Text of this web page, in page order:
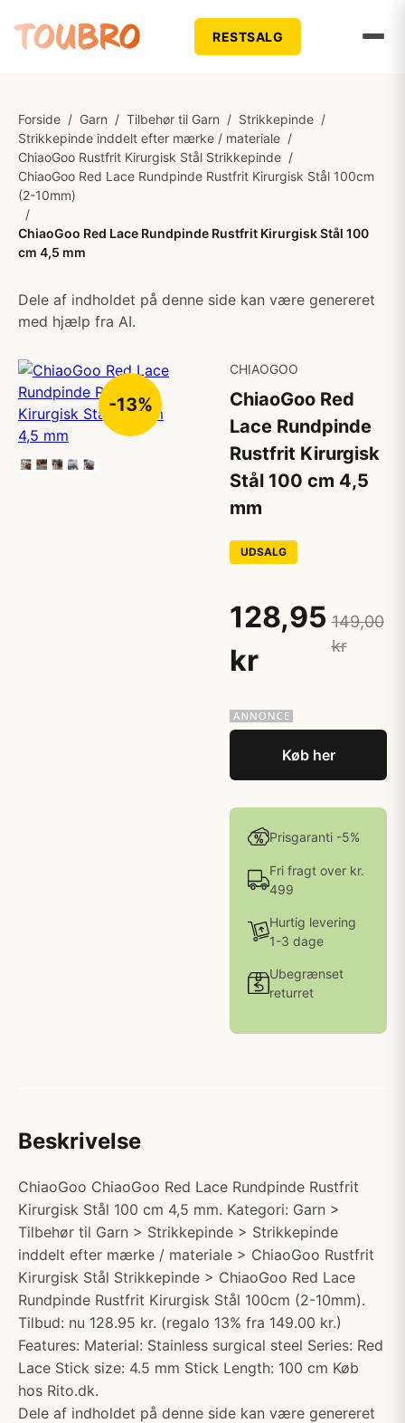
RESTSALG
Forside / Garn / Tilbehør til Garn / Strikkepinde /
Strikkepinde inddelt efter mærke / materiale /
ChiaoGoo Rustfrit Kirurgisk Stål Strikkepinde /
ChiaoGoo Red Lace Rundpinde Rustfrit Kirurgisk Stål 100cm
(2-10mm)
/
ChiaoGoo Red Lace Rundpinde Rustfrit Kirurgisk Stål 100
cm 4,5 mm
Dele af indholdet på denne side kan være genereret
med hjælp fra AI.
-13%
CHIAOGOO
ChiaoGoo Red
Lace Rundpinde
Rustfrit Kirurgisk
Stål 100 cm 4,5
mm
UDSALG
128,95
kr
149,00
kr
Køb her
Prisgaranti -5%
Fri fragt over kr.
499
Hurtig levering
1-3 dage
Ubegrænset
returret
Beskrivelse
ChiaoGoo ChiaoGoo Red Lace Rundpinde Rustfrit
Kirurgisk Stål 100 cm 4,5 mm. Kategori: Garn >
Tilbehør til Garn > Strikkepinde > Strikkepinde
inddelt efter mærke / materiale > ChiaoGoo Rustfrit
Kirurgisk Stål Strikkepinde > ChiaoGoo Red Lace
Rundpinde Rustfrit Kirurgisk Stål 100cm (2-10mm).
Tilbud: nu 128.95 kr. (regalo 13% fra 149.00 kr.)
Features: Material: Stainless surgical steel Series: Red
Lace Stick size: 4.5 mm Stick Length: 100 cm Køb
hos Rito.dk.
Dele af indholdet på denne side kan være genereret